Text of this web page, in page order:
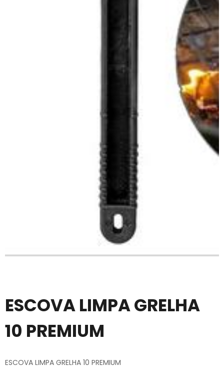
ESCOVA LIMPA GRELHA
10 PREMIUM
ESCOVA LIMPA GRELHA 10 PREMIUM